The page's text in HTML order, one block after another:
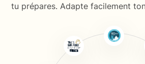
tu prépares. Adapte facilement